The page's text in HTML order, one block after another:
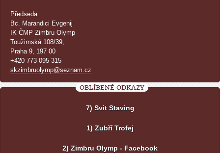
Předseda
Bc. Marandici Evgenij
IK ČMP Zimbru Olymp
Toužimská 108/39,
Praha 9, 197 00
+420 773 095 315
skzimbruolymp@seznam.cz
OBLÍBENÉ ODKAZY
7) Svit Staving
1) Zubří Trofej
2) Zimbru Olymp - Facebook